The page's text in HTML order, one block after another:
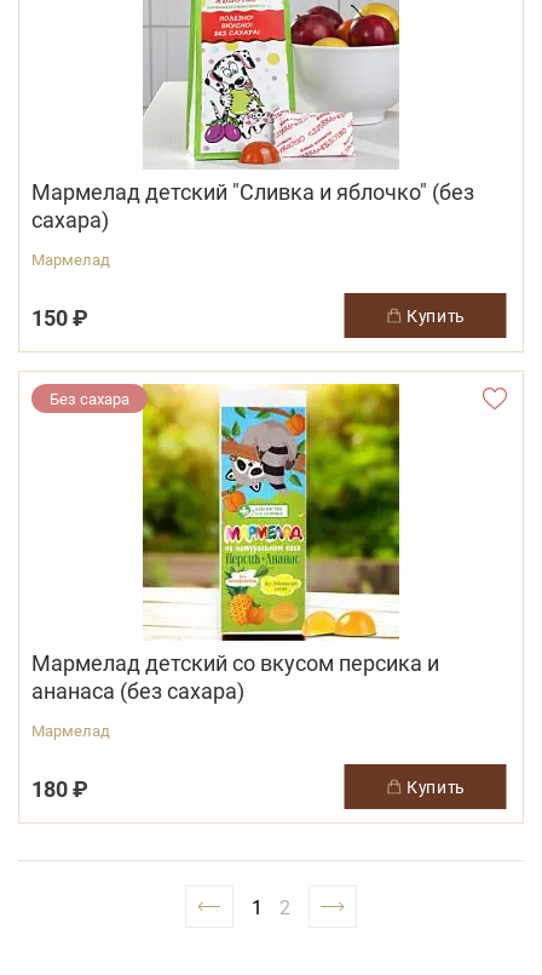
Мармелад детский "Сливка и яблочко" (без
сахара)
Мармелад
150 ₽ купить
Без сахара
Мармелад детский со вкусом персика и
ананаса (без сахара)
Мармелад
180 ₽ купить
1 2